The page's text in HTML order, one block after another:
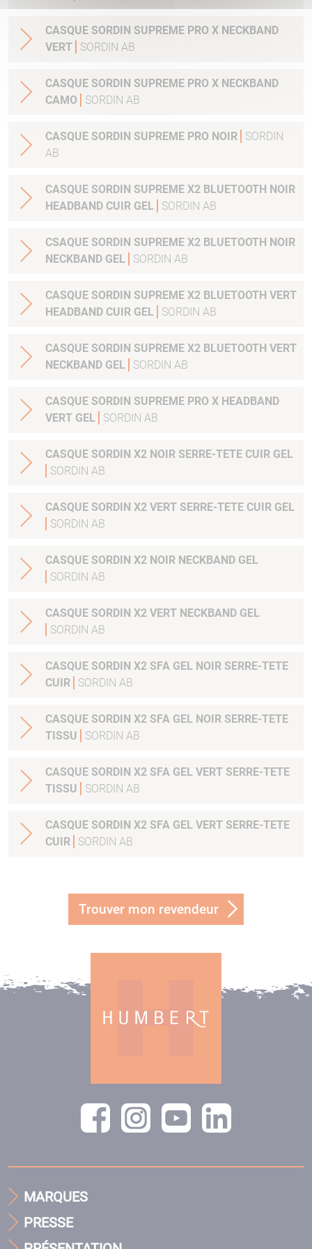
CASQUE SORDIN SUPREME PRO X NECKBAND
VERT
SORDIN AB
CASQUE SORDIN SUPREME PRO X NECKBAND
CAMO
SORDIN AB
CASQUE SORDIN SUPREME PRO NOIR
SORDIN
AB
CASQUE SORDIN SUPREME X2 BLUETOOTH NOIR
HEADBAND CUIR GEL
SORDIN AB
CSAQUE SORDIN SUPREME X2 BLUETOOTH NOIR
NECKBAND GEL
SORDIN AB
CASQUE SORDIN SUPREME X2 BLUETOOTH VERT
HEADBAND CUIR GEL
SORDIN AB
CASQUE SORDIN SUPREME X2 BLUETOOTH VERT
NECKBAND GEL
SORDIN AB
CASQUE SORDIN SUPREME PRO X HEADBAND
VERT GEL
SORDIN AB
CASQUE SORDIN X2 NOIR SERRE-TETE CUIR GEL
SORDIN AB
CASQUE SORDIN X2 VERT SERRE-TETE CUIR GEL
SORDIN AB
CASQUE SORDIN X2 NOIR NECKBAND GEL
SORDIN AB
CASQUE SORDIN X2 VERT NECKBAND GEL
SORDIN AB
CASQUE SORDIN X2 SFA GEL NOIR SERRE-TETE
CUIR
SORDIN AB
CASQUE SORDIN X2 SFA GEL NOIR SERRE-TETE
TISSU
SORDIN AB
CASQUE SORDIN X2 SFA GEL VERT SERRE-TETE
TISSU
SORDIN AB
CASQUE SORDIN X2 SFA GEL VERT SERRE-TETE
CUIR
SORDIN AB
Trouver mon revendeur
MARQUES
PRESSE